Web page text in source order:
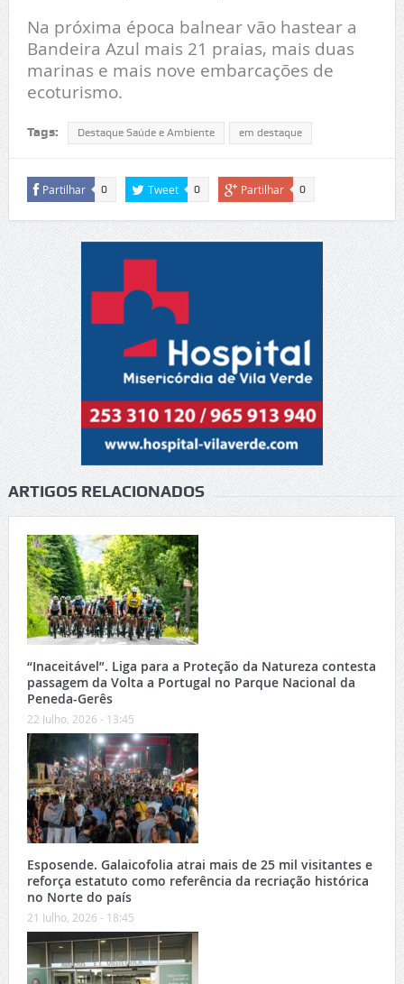
Na próxima época balnear vão hastear a
Bandeira Azul mais 21 praias, mais duas
marinas e mais nove embarcações de
ecoturismo.
Tags: Destaque Saúde e Ambiente em destaque
Partilhar 0 Tweet 0 Partilhar 0
ARTIGOS RELACIONADOS
“Inaceitável”. Liga para a Proteção da Natureza contesta
passagem da Volta a Portugal no Parque Nacional da
Peneda-Gerês
22 Julho, 2026 - 13:45
Esposende. Galaicofolia atrai mais de 25 mil visitantes e
reforça estatuto como referência da recriação histórica
no Norte do país
21 Julho, 2026 - 18:45